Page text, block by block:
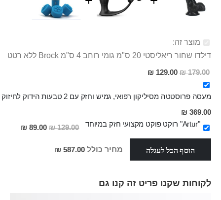
מוצר זה:
דילדו שחור ריאליסטי 20 ס"מ גומי רוחב 4 ס"מ Brock ללא רטט
179.00 ₪
מחיר
129.00 ₪
מעסה פרוסטטה מסיליקון רפואי, גמיש וחזק עם 2 טבעות הידוק לחיזוק הזקפה והאורגזמה Maple
מחיר
מבצע
369.00 ₪
"Artur" רוקט פוקט מקצועי חזק במיוחד
129.00 ₪
מחיר
89.00 ₪
הוסף הכל לעגלה מחיר כולל 587.00 ₪
לקוחות שקנו פריט זה קנו גם